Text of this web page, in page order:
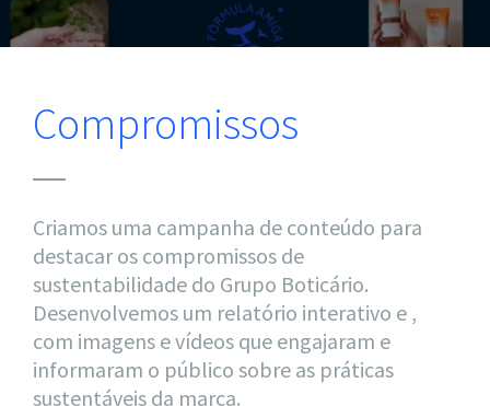
Compromissos
Criamos uma campanha de conteúdo para
destacar os compromissos de
sustentabilidade do Grupo Boticário.
Desenvolvemos um relatório interativo e ,
com imagens e vídeos que engajaram e
informaram o público sobre as práticas
sustentáveis da marca.